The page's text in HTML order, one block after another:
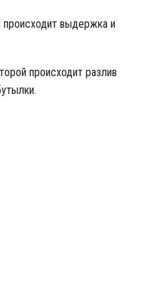
происходит выдержка и
происходит разлив